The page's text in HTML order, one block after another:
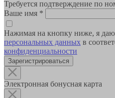
Требуется подтверждение по
Ваше имя *
Нажимая на кнопку ниже, я даю
персональных данных в
конфиденциальности
Зарегистрироваться
Электронная бонусная карта